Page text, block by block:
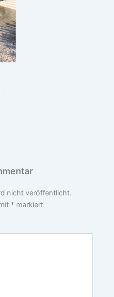
nicht veröffentlicht.
* markiert